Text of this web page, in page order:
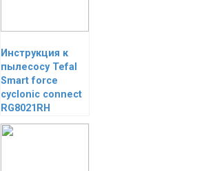
Инструкция к
пылесосу Tefal
Smart force
cyclonic connect
RG8021RH